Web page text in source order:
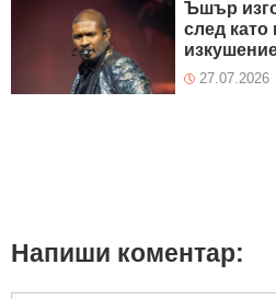
Ъшър
след като
27.07.2026
Напиши коментар: